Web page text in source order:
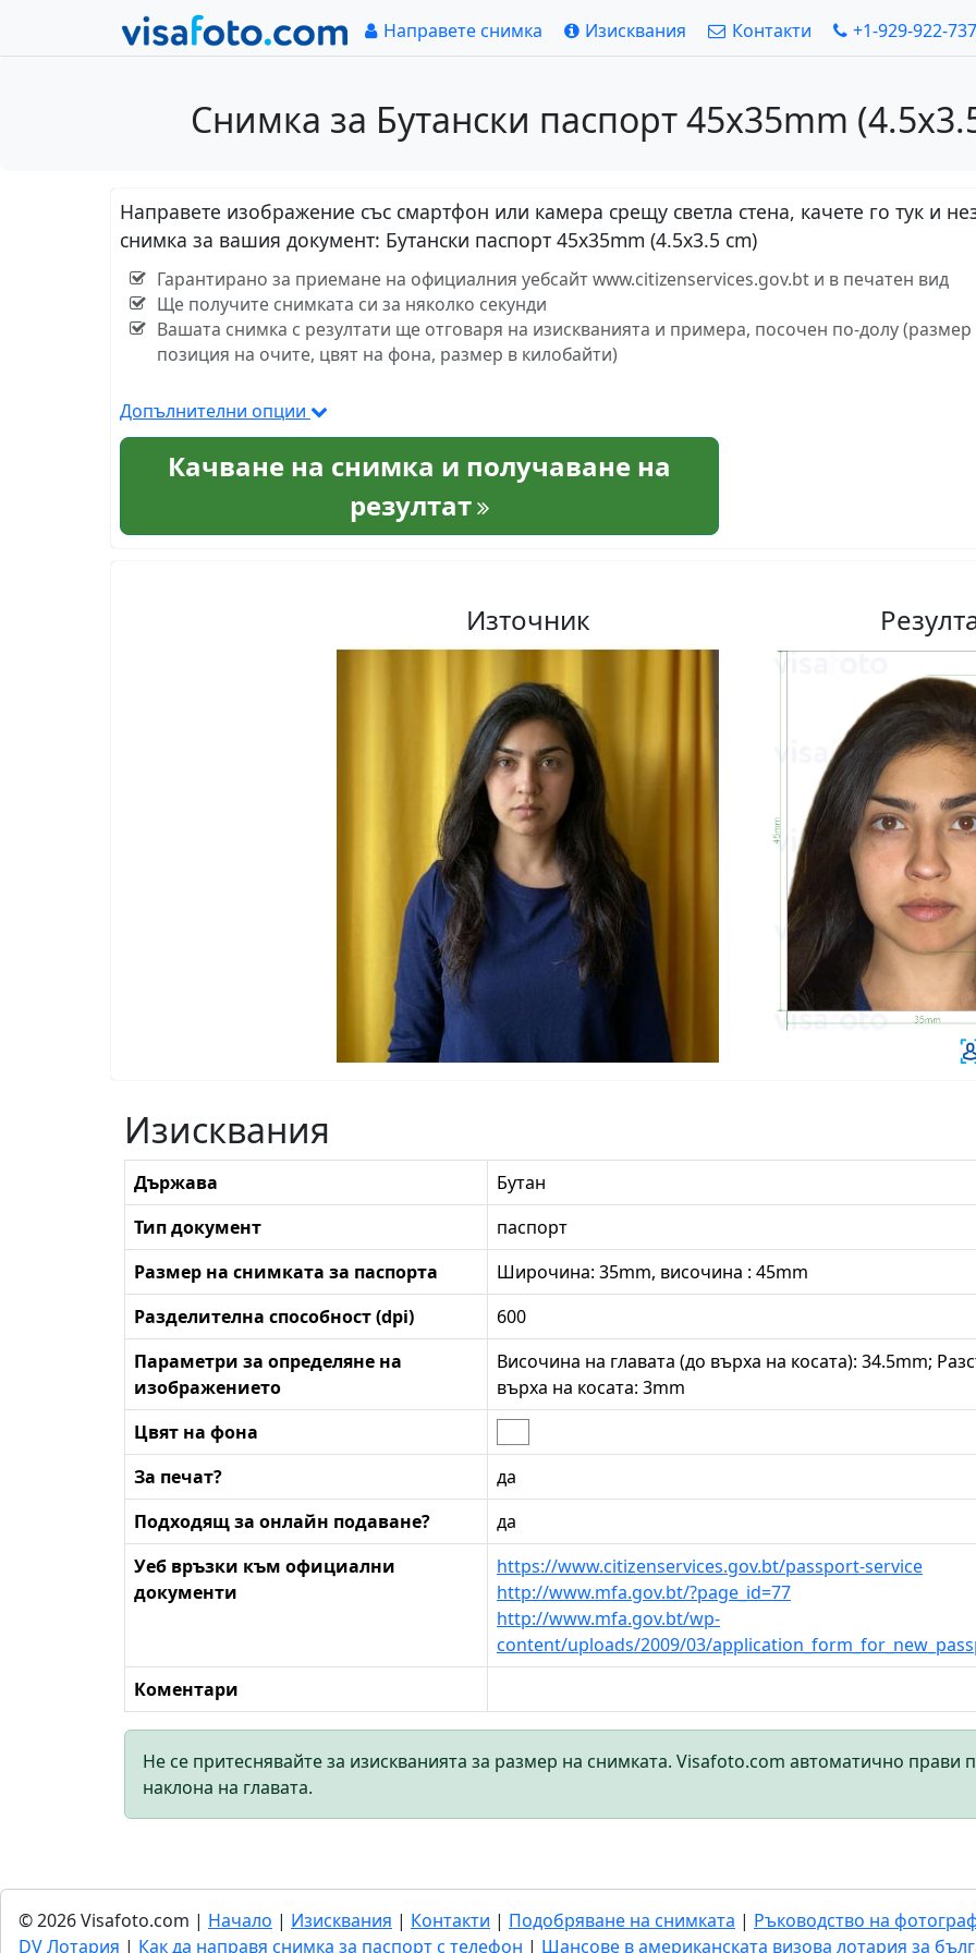
Направете снимка Изисквания Контакти +1-929-922-
Снимка за Бутански паспорт 45x35mm
Направете изображение със смартфон или камера срещу светла стена, качете го тук и
снимка за вашия документ: Бутански паспорт 45x35mm (4.5x3.5 cm)
Гарантирано за приемане на официалния уебсайт www.citizenservices.gov.bt и в печатен вид
Ще получите снимката си за няколко секунди
Вашата снимка с резултати ще отговаря на изискванията и примера, посочен по-долу
позиция на очите, цвят на фона, размер в килобайти)
Допълнителни опции
Качване на снимка и получаване на
резултат
Източник
Изисквания
Държава
Бутан
Тип документ
паспорт
Размер на снимката за паспорта
Широчина: 35mm, височина : 45mm
Разделителна способност (dpi)
600
Параметри за определяне на
изображението
Височина на главата (до върха на косата): 34.5mm;
върха на косата: 3mm
Цвят на фона
За печат?
да
Подходящ за онлайн подаване?
да
Уеб връзки към официални
документи
https://www.citizenservices.gov.bt/passport-service
http://www.mfa.gov.bt/?page_id=77
http://www.mfa.gov.bt/wp-
content/uploads/2009/03/
Коментари
Не се притеснявайте за изискванията за размер на снимката. Visafoto.com автоматично
наклона на главата.
© 2026 Visafoto.com | Начало | Изисквания | Контакти | Подобряване на снимката | Ръководство на
DV Лотария | Как да направя снимка за паспорт с телефон | Шансове в американската визова лотария за